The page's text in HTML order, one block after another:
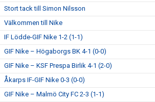
Stort tack till Simon Nilsson
Välkommen till Nike
IF Lödde-GIF Nike 1-2 (1-1)
GIF Nike – Högaborgs BK 4-1 (0-0)
GIF Nike – KSF Prespa Birlik 4-1 (2-0)
Åkarps IF-GIF Nike 0-3 (0-0)
GIF Nike – Malmö City FC 2-3 (1-1)